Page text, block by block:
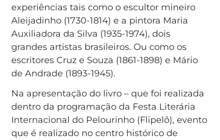
experiências tais como o escultor mineiro
Aleijadinho (1730-1814) e a pintora Maria
Auxiliadora da Silva (1935-1974), dois
grandes artistas brasileiros. Ou como os
escritores Cruz e Souza (1861-1898) e Mário
de Andrade (1893-1945).
Na apresentação do livro – que foi realizada
dentro da programação da Festa Literária
Internacional do Pelourinho (Flipelô), evento
que é realizado no centro histórico de